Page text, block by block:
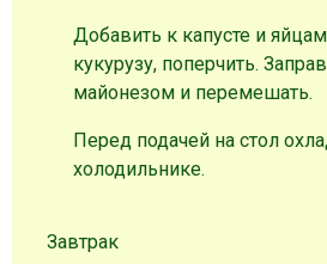
Добавить к капусте и
кукурузу, поперчить.
майонезом и перемешать.
Перед подачей на стол
холодильнике.
Завтрак